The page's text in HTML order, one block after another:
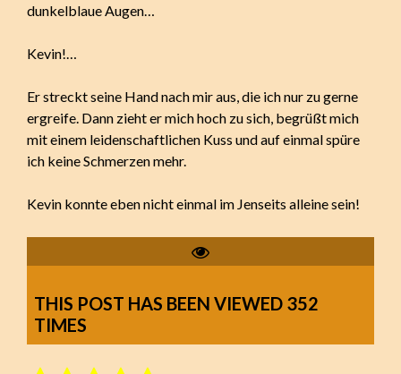
dunkelblaue Augen…
Kevin!…
Er streckt seine Hand nach mir aus, die ich nur zu gerne
ergreife. Dann zieht er mich hoch zu sich, begrüßt mich
mit einem leidenschaftlichen Kuss und auf einmal spüre
ich keine Schmerzen mehr.
Kevin konnte eben nicht einmal im Jenseits alleine sein!
THIS POST HAS BEEN VIEWED 352
TIMES